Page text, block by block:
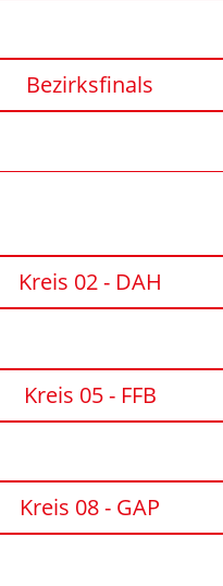
Bezirksfinals
Kreis 02 - DAH
Kreis 05 - FFB
Kreis 08 - GAP